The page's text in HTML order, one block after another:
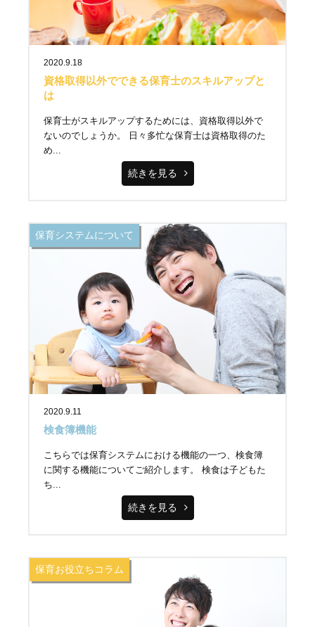
2020.9.18
資格取得以外でできる保育士のスキルアップと
は
保育士がスキルアップするためには、資格取得以外で
ないのでしょうか。 日々多忙な保育士は資格取得のた
め...
続きを見る
2020.9.11
検食簿機能
こちらでは保育システムにおける機能の一つ、検食簿
に関する機能についてご紹介します。 検食は子どもた
ち...
続きを見る
保育システムについて
保育お役立ちコラム